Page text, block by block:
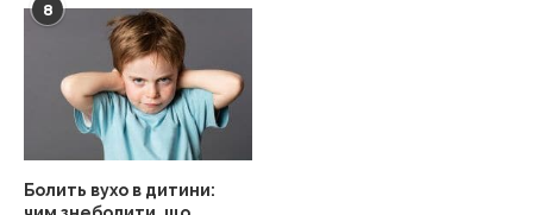
8
Болить вухо в дитини: